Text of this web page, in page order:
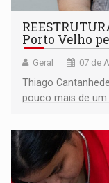
Porto Velho
Geral 07 de
Thiago
pouco mais de um